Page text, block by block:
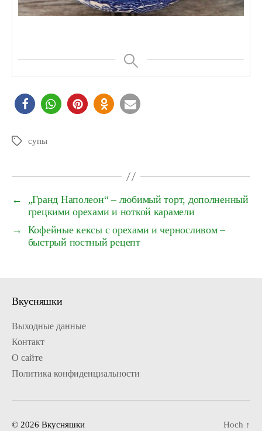
Schlagwörter
супы
←
„Гранд Наполеон“ – любимый торт, дополненный
грецкими орехами и ноткой карамели
→
Кофейные кексы с орехами и черносливом –
быстрый постный рецепт
Вкусняшки
Выходные данные
Контакт
О сайте
Политика конфиденциальности
© 2026 Вкусняшки Hoch ↑